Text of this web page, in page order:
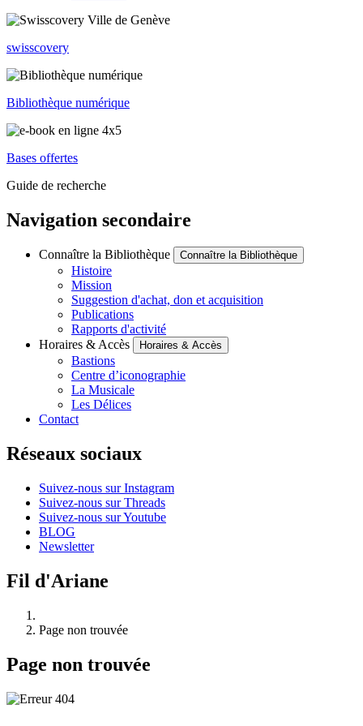
swisscovery
Bibliothèque numérique
Bases offertes
Guide de recherche
Navigation secondaire
Connaître la Bibliothèque Connaître la Bibliothèque
Histoire
Mission
Suggestion d'achat, don et acquisition
Publications
Rapports d'activité
Horaires & Accès
Horaires & Accès
Bastions
Centre d’iconographie
La Musicale
Les Délices
Contact
Réseaux sociaux
Suivez-nous sur Instagram
Suivez-nous sur Threads
Suivez-nous sur Youtube
BLOG
Newsletter
Fil d'Ariane
Page non trouvée
Page non trouvée